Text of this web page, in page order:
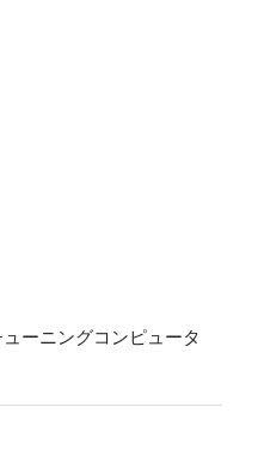
ーニングコンピュータ